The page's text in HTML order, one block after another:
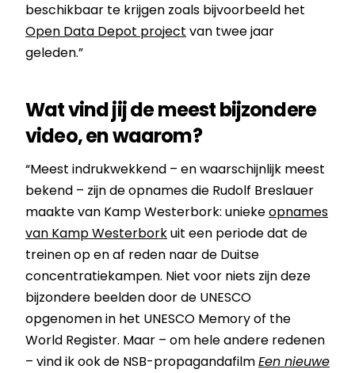
beschikbaar te krijgen zoals bijvoorbeeld het
Open Data Depot project van twee jaar
geleden.”
Wat vind jij de meest bijzondere
video, en waarom?
“Meest indrukwekkend – en waarschijnlijk meest
bekend – zijn de opnames die Rudolf Breslauer
maakte van Kamp Westerbork: uniekeopnames
van Kamp Westerborkuit een periode dat de
treinen op en af reden naar de Duitse
concentratiekampen. Niet voor niets zijn deze
bijzondere beelden door de UNESCO
opgenomen in het UNESCO Memory of the
World Register. Maar – om hele andere redenen
– vind ik ook de NSB-propagandafilmEen nieuwe